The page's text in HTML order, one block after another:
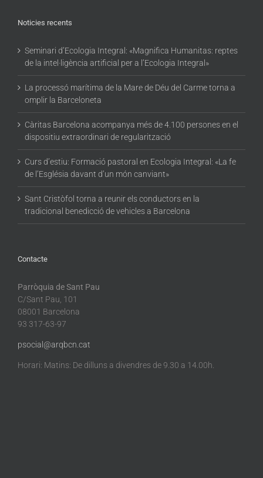
Noticies recents
Seminari d’Ecologia Integral: «Magnifica Humanitas: reptes
de la intel·ligència artificial per a l’Ecologia Integral»
La processó marítima de la Mare de Déu del Carme torna a
omplir la Barceloneta
Càritas Barcelona acompanya més de 4.100 persones en el
dispositiu extraordinari de regularització
Curs d’estiu: Formació pastoral en Ecologia Integral: «La fe
de l’Església davant d’un món canviant»
Sant Cristòfol torna a reunir els conductors en la
tradicional benedicció de vehicles a Barcelona
Contacte
Parròquia de Sant Pau
C/Sant Pau, 101
08001 Barcelona
93 317-63-97
psocial@arqbcn.cat
Horari: Matins: De dilluns a divendres de 9.30 a 14.00h.